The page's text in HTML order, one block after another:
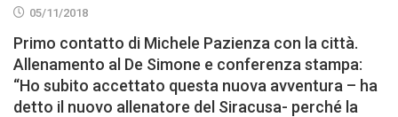
05/11/2018
Primo contatto di Michele Pazienza con la città.
Allenamento al De Simone e conferenza stampa:
“Ho subito accettato questa nuova avventura – ha
detto il nuovo allenatore del Siracusa- perché la